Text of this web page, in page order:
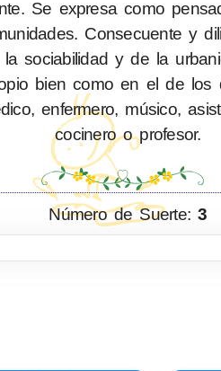
Se expresa como
Consecuente y
sociabilidad y de la
bien como en el de los
enfermero, músico,
cocinero o profesor.
Número de Suerte:3